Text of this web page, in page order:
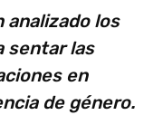
analizado los
sentar las
en
de género.